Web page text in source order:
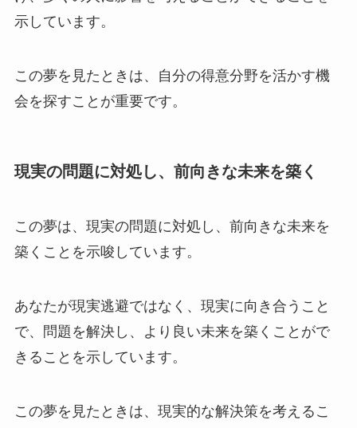
示しています。
この夢を見たときは、自分の得意分野を活かす機
会を探すことが重要です。
現実の問題に対処し、前向きな未来を築く
この夢は、現実の問題に対処し、前向きな未来を
築くことを示唆しています。
あなたが現実逃避ではなく、現実に向き合うこと
で、問題を解決し、より良い未来を築くことがで
きることを示しています。
この夢を見たときは、現実的な解決策を考えるこ